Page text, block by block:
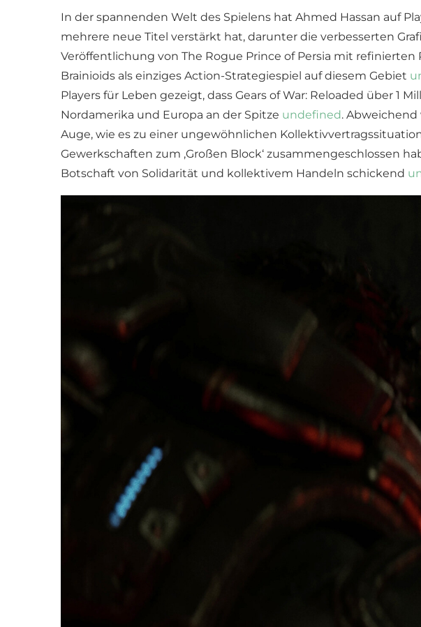
In der spannenden Welt des Spielens hat Ahmed Hassan auf
mehrere neue Titel verstärkt hat, darunter die verbesserten
Veröffentlichung von The Rogue Prince of Persia mit refinierten
Brainioids als einziges Action-Strategiespiel auf diesem Gebiet
Players für Leben gezeigt, dass Gears of War: Reloaded über
Nordamerika und Europa an der Spitze undefined.
Auge, wie es zu einer ungewöhnlichen
Gewerkschaften zum ‚Großen Block‘
Botschaft von Solidarität und kollektivem Handeln schickend